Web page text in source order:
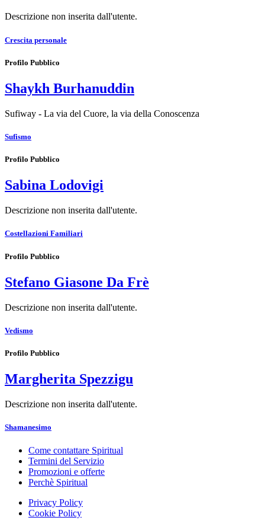
Descrizione non inserita dall'utente.
Crescita personale
Profilo Pubblico
Shaykh Burhanuddin
Sufiway - La via del Cuore, la via della Conoscenza
Sufismo
Profilo Pubblico
Sabina Lodovigi
Descrizione non inserita dall'utente.
Costellazioni Familiari
Profilo Pubblico
Stefano Giasone Da Frè
Descrizione non inserita dall'utente.
Vedismo
Profilo Pubblico
Margherita Spezzigu
Descrizione non inserita dall'utente.
Shamanesimo
Come contattare Spiritual
Termini del Servizio
Promozioni e offerte
Perchè Spiritual
Privacy Policy
Cookie Policy